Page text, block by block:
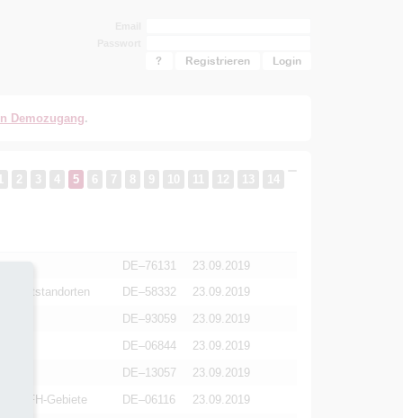
? Registrieren
Demozugang.
2 3 4 5 6 7 8 9 10 11 12 13 14
DE–76131
23.09.2019
Altstandorten
DE–58332
23.09.2019
DE–93059
23.09.2019
DE–06844
23.09.2019
DE–13057
23.09.2019
FFH-Gebiete
DE–06116
23.09.2019